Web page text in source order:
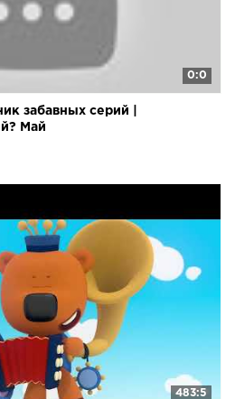
0:0
забавных серий |
Май
483:5